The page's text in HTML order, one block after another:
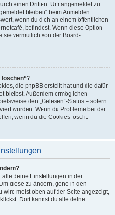
einen Dritten. Um angemeldet zu
bleiben“ beim Anmelden
wenn du dich an einem öffentlichen
befindest. Wenn diese Option
sie vermutlich von der Board-
löschen“?
die phpBB erstellt hat und die dafür
bleibst. Außerdem ermöglichen
den „Gelesen“-Status – sofern
wurden. Wenn du Probleme bei der
wenn du die Cookies löscht.
alle deine Einstellungen in der
diese zu ändern, gehe in den
wird meist oben auf der Seite angezeigt,
Dort kannst du alle deine